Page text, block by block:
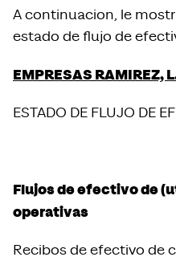
A continuacion, le
estado de flujo de
EMPRESAS RAMIREZ,
ESTADO DE FLUJO DE
Flujos de efectivo de
operativas
Recibos de efectivo de